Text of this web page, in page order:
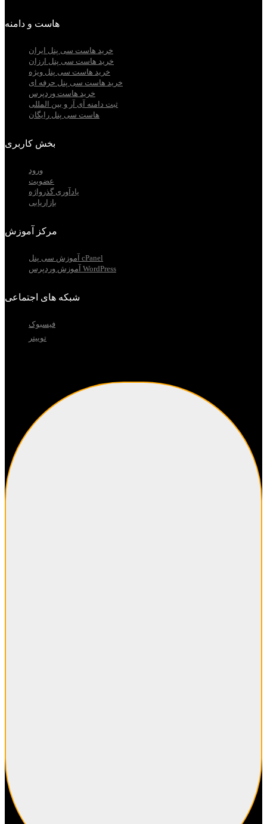
هاست و دامنه
خرید هاست سی پنل ایران
خرید هاست سی پنل ارزان
خرید هاست سی پنل ویژه
خرید هاست سی پنل حرفه ای
خرید هاست وردپرس
ثبت دامنه آی آر و بین المللی
هاست سی پنل رایگان
بخش کاربری
ورود
عضویت
یادآوری گذرواژه
بازاریابی
مرکز آموزش
آموزش سی پنل cPanel
آموزش وردپرس WordPress
شبکه های اجتماعی
فیسبوک
توییتر